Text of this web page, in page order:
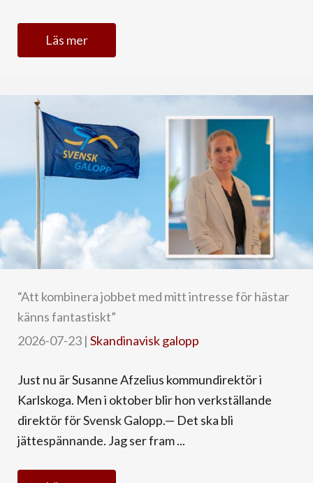
Läs mer
“Att kombinera jobbet med mitt intresse för hästar
känns fantastiskt”
2026-07-23 | Skandinavisk galopp
Just nu är Susanne Afzelius kommundirektör i
Karlskoga. Men i oktober blir hon verkställande
direktör för Svensk Galopp.— Det ska bli
jättespännande. Jag ser fram ...